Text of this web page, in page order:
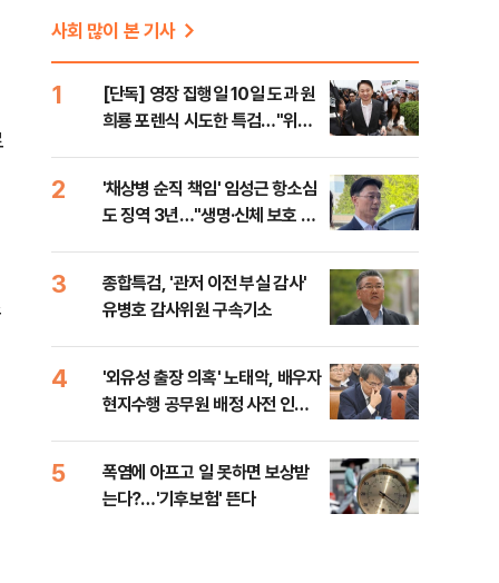
사회 많이 본 기사
1
[단독] 영장 집행일 10일 도과 원
희룡 포렌식 시도한 특검…"위법
2
'채상병 순직 책임' 임성근 항소심
도 징역 3년…"생명·신체 보호 의
3
종합특검, '관저 이전 부실 감사'
유병호 감사위원 구속기소
4
'외유성 출장 의혹' 노태악, 배우자
현지수행 공무원 배정 사전 인
5
폭염에 아프고 일 못하면 보상받
는다?…'기후보험' 뜬다